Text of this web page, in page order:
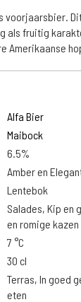
voorjaarsbier.
als fruitig
Amerikaanse
Alfa Bier
Maibock
6.5%
Amber en
Lentebok
Salades, Kip en
en romige kazen
7 °C
30 cl
Terras, In goed
eten